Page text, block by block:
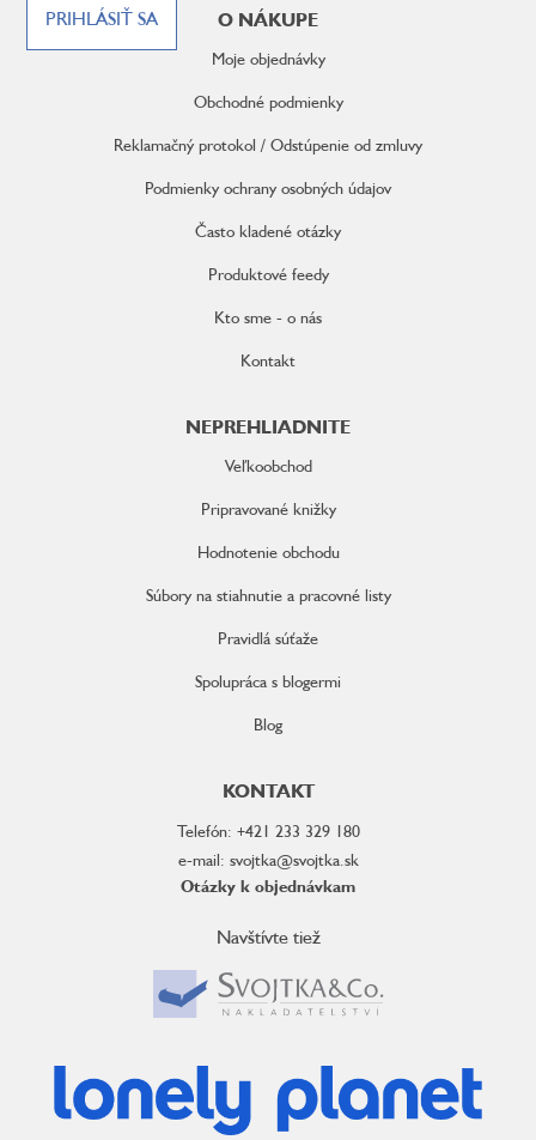
PRIHLÁSIŤ SA O NÁKUPE
Moje objednávky
Obchodné podmienky
Reklamačný protokol / Odstúpenie od zmluvy
Podmienky ochrany osobných údajov
Často kladené otázky
Produktové feedy
Kto sme - o nás
Kontakt
NEPREHLIADNITE
Veľkoobchod
Pripravované knižky
Hodnotenie obchodu
Súbory na stiahnutie a pracovné listy
Pravidlá súťaže
Spolupráca s blogermi
Blog
KONTAKT
Telefón: +421 233 329 180
e-mail: svojtka@svojtka.sk
Otázky k objednávkam
Navštívte tiež